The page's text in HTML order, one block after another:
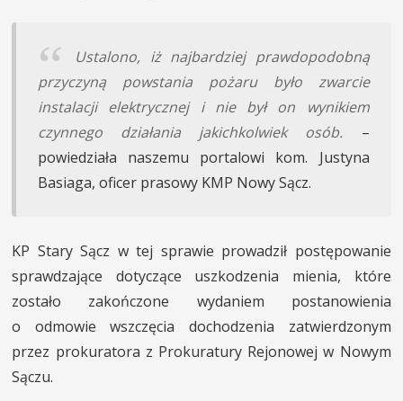
Ustalono, iż najbardziej prawdopodobną
przyczyną powstania pożaru było zwarcie
instalacji elektrycznej i nie był on wynikiem
czynnego działania jakichkolwiek osób. –
powiedziała naszemu portalowi kom. Justyna
Basiaga, oficer prasowy KMP Nowy Sącz.
KP Stary Sącz w tej sprawie prowadził postępowanie
sprawdzające dotyczące uszkodzenia mienia, które
zostało zakończone wydaniem postanowienia
o odmowie wszczęcia dochodzenia zatwierdzonym
przez prokuratora z Prokuratury Rejonowej w Nowym
Sączu.